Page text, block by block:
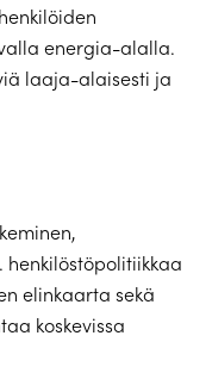
energia-alalla.
laaja-alaisesti ja
elinkaarta sekä
koskevissa